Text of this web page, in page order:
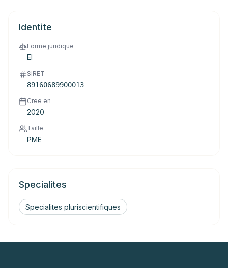
Identite
Forme juridique
EI
SIRET
89160689900013
Cree en
2020
Taille
PME
Specialites
Specialites pluriscientifiques